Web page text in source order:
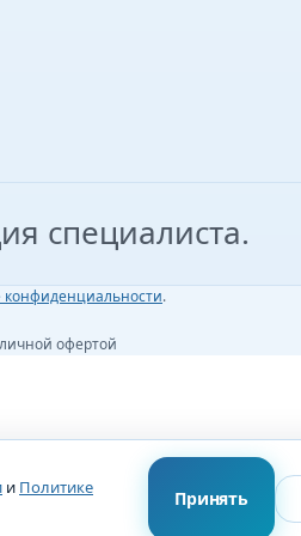
специалиста.
конфиденциальности.
офертой
и Политике Принять